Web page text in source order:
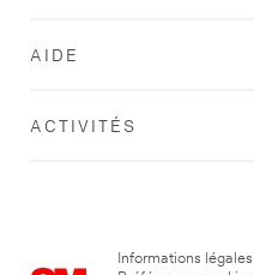
AIDE
ACTIVITÉS
Informations légales